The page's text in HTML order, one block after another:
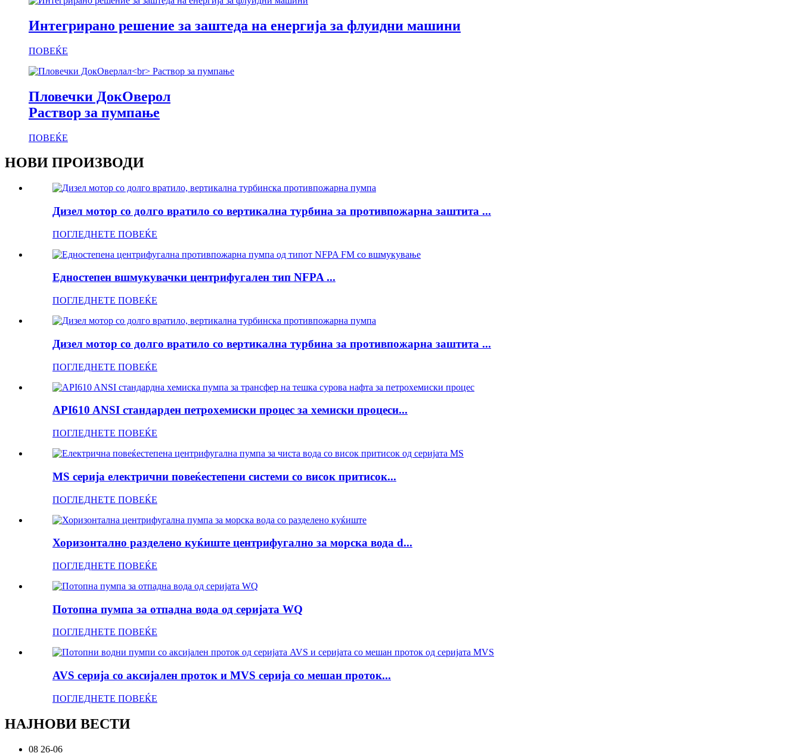
Интегрирано решение за заштеда на енергија за флуидни машини
ПОВЕЌЕ
Пловечки ДокОверол
Раствор за пумпање
ПОВЕЌЕ
НОВИ ПРОИЗВОДИ
Дизел мотор со долго вратило со вертикална турбина за противпожарна заштита ...
ПОГЛЕДНЕТЕ ПОВЕЌЕ
Едностепен вшмукувачки центрифугален тип NFPA ...
ПОГЛЕДНЕТЕ ПОВЕЌЕ
Дизел мотор со долго вратило со вертикална турбина за противпожарна заштита ...
ПОГЛЕДНЕТЕ ПОВЕЌЕ
API610 ANSI стандарден петрохемиски процес за хемиски процеси...
ПОГЛЕДНЕТЕ ПОВЕЌЕ
MS серија електрични повеќестепени системи со висок притисок...
ПОГЛЕДНЕТЕ ПОВЕЌЕ
Хоризонтално разделено куќиште центрифугално за морска вода d...
ПОГЛЕДНЕТЕ ПОВЕЌЕ
Потопна пумпа за отпадна вода од серијата WQ
ПОГЛЕДНЕТЕ ПОВЕЌЕ
AVS серија со аксијален проток и MVS серија со мешан проток...
ПОГЛЕДНЕТЕ ПОВЕЌЕ
НАЈНОВИ ВЕСТИ
08 26-06